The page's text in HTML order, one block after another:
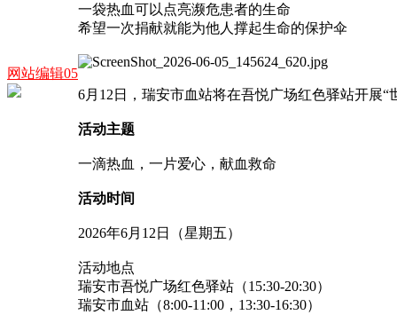
网站编辑05
一袋热血可以点亮濒危患者的生命
希望一次捐献就能为他人撑起生命的保护伞
6月12日，瑞安市血站将在吾悦广场红色驿站开展“
活动主题
一滴热血，一片爱心，献血救命
活动时间
2026年6月12日（星期五）
活动地点
瑞安市吾悦广场红色驿站（15:30-20:30）
瑞安市血站（8:00-11:00，13:30-16:30）